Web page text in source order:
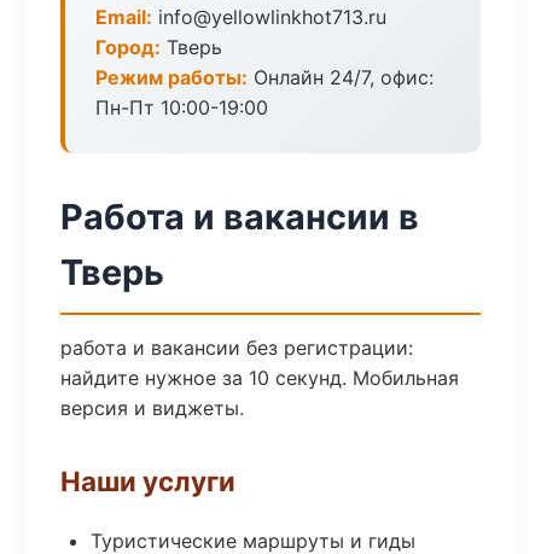
Email: info@yellowlinkhot713.ru
Город: Тверь
Режим работы: Онлайн 24/7, офис:
Пн-Пт 10:00-19:00
Работа и вакансии в
Тверь
работа и вакансии без регистрации:
найдите нужное за 10 секунд. Мобильная
версия и виджеты.
Наши услуги
Туристические маршруты и гиды